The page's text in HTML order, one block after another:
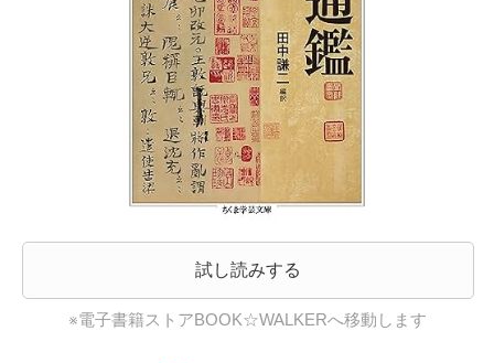
試し読みする
※電子書籍ストアBOOK☆WALKERへ移動します